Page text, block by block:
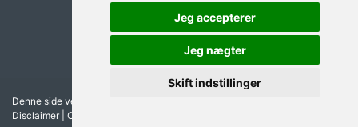
Jeg accepterer
Jeg nægter
Skift indstillinger
Denne side vedligeholdes af FÆRCH A/S |
Disclaimer
Opdater cookie præferencer